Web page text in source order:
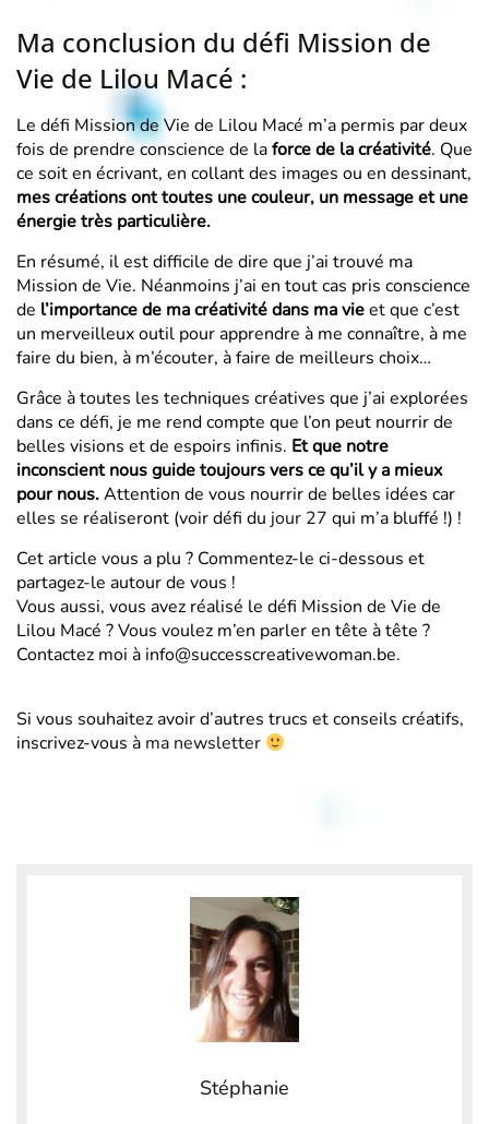
Ma conclusion du défi Mission de
Vie de Lilou Macé :
Le défi Mission de Vie de Lilou Macé m’a permis par deux
fois de prendre conscience de laforce de la créativité. Que
ce soit en écrivant, en collant des images ou en dessinant,
mes créations ont toutes une couleur, un message et une
énergie très particulière.
En résumé, il est difficile de dire que j’ai trouvé ma
Mission de Vie. Néanmoins j’ai en tout cas pris conscience
de l’importance de ma créativité dans ma vieet que c’est
un merveilleux outil pour apprendre à me connaître, à me
faire du bien, à m’écouter, à faire de meilleurs choix…
Grâce à toutes les techniques créatives que j’ai explorées
dans ce défi, je me rend compte que l’on peut nourrir de
belles visions et de espoirs infinis. Et que notre
inconscient nous guide toujours vers ce qu’il y a mieux
pour nous.Attention de vous nourrir de belles idées car
elles se réaliseront (voir défi du jour 27 qui m’a bluffé !) !
Cet article vous a plu ? Commentez-le ci-dessous et
partagez-le autour de vous !
Vous aussi, vous avez réalisé le défi Mission de Vie de
Lilou Macé ? Vous voulez m’en parler en tête à tête ?
Contactez moi à info@successcreativewoman.be.
Si vous souhaitez avoir d’autres trucs et conseils créatifs,
inscrivez-vous à ma newsletter
Stéphanie